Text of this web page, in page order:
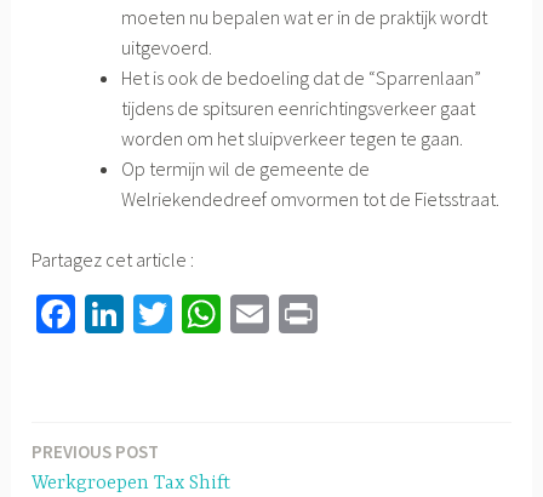
moeten nu bepalen wat er in de praktijk wordt
uitgevoerd.
Het is ook de bedoeling dat de “Sparrenlaan”
tijdens de spitsuren eenrichtingsverkeer gaat
worden om het sluipverkeer tegen te gaan.
Op termijn wil de gemeente de
Welriekendedreef omvormen tot de Fietsstraat.
Partagez cet article :
Fa
ok
Li
T
W
p
E
Berichtnavigatie
PREVIOUS POST
Werkgroepen Tax Shift